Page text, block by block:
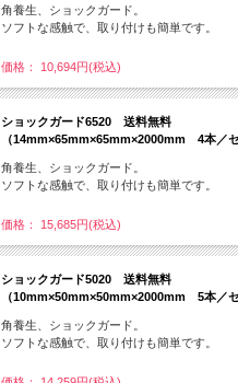
角養生、ショックガード。
ソフトな感触で、取り付けも簡単です。
価格： 10,694円(税込)
ショックガード6520 送料無料
（14mm×65mm×65mm×2000mm 4本／セ
角養生、ショックガード。
ソフトな感触で、取り付けも簡単です。
価格： 15,685円(税込)
ショックガード5020 送料無料
（10mm×50mm×50mm×2000mm 5本／セ
角養生、ショックガード。
ソフトな感触で、取り付けも簡単です。